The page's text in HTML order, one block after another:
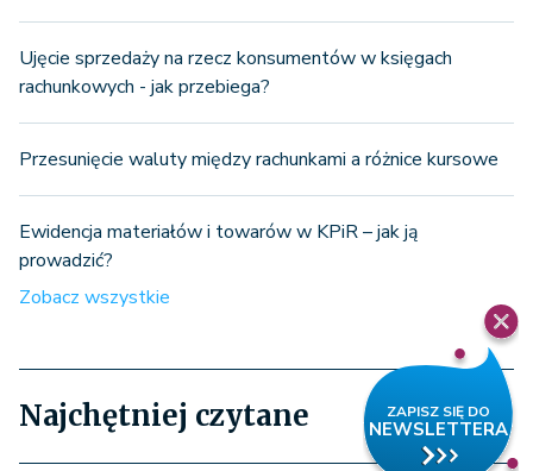
Ujęcie sprzedaży na rzecz konsumentów w księgach
rachunkowych - jak przebiega?
Przesunięcie waluty między rachunkami a różnice kursowe
Ewidencja materiałów i towarów w KPiR – jak ją
prowadzić?
Zobacz wszystkie
Najchętniej czytane